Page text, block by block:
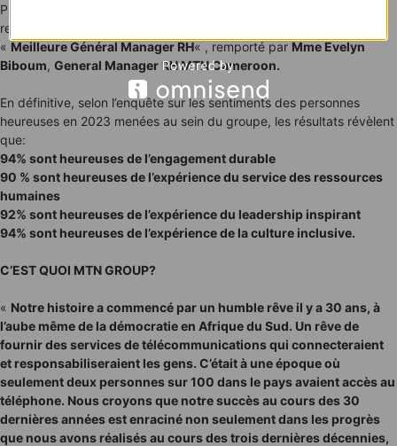
Parmi les prix les plus importants, celui de la «
remis à Mme
« Meilleure Général Manager RH« , remporté par Mme Evelyn
Biboum, General Manager RH MTN Cameroon.
En définitive, selon l’enquête sur les sentiments des personnes
heureuses en 2023 menées au sein du groupe, les résultats révèlent
que:
94% sont heureuses de l’engagement durable
90 % sont heureuses de l’expérience du service des ressources
humaines
92% sont heureuses de l’expérience du leadership inspirant
94% sont heureuses de l’expérience de la culture inclusive.
C’EST QUOI MTN GROUP?
« Notre histoire a commencé par un humble rêve il y a 30 ans, à
l’aube même de la démocratie en Afrique du Sud. Un rêve de
fournir des services de télécommunications qui connecteraient
et responsabiliseraient les gens. C’était à une époque où
seulement deux personnes sur 100 dans le pays avaient accès au
téléphone. Nous croyons que notre succès au cours des 30
dernières années est enraciné non seulement dans les progrès
que nous avons réalisés au cours des trois dernières décennies,